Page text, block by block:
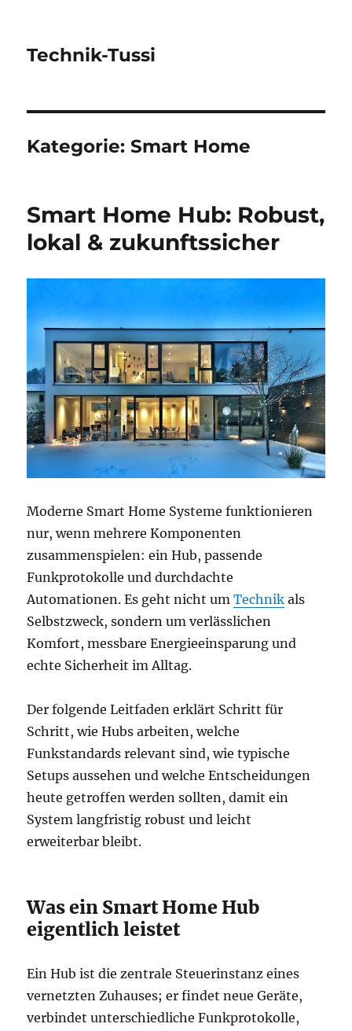
Technik-Tussi
Kategorie:Smart Home
Smart Home Hub: Robust,
lokal & zukunftssicher
Moderne Smart Home Systeme funktionieren
nur, wenn mehrere Komponenten
zusammenspielen: ein Hub, passende
Funkprotokolle und durchdachte
Automationen. Es geht nicht umTechnik als
Selbstzweck, sondern um verlässlichen
Komfort, messbare Energieeinsparung und
echte Sicherheit im Alltag.
Der folgende Leitfaden erklärt Schritt für
Schritt, wie Hubs arbeiten, welche
Funkstandards relevant sind, wie typische
Setups aussehen und welche Entscheidungen
heute getroffen werden sollten, damit ein
System langfristig robust und leicht
erweiterbar bleibt.
Was ein Smart Home Hub
eigentlich leistet
Ein Hub ist die zentrale Steuerinstanz eines
vernetzten Zuhauses; er findet neue Geräte,
verbindet unterschiedliche Funkprotokolle,